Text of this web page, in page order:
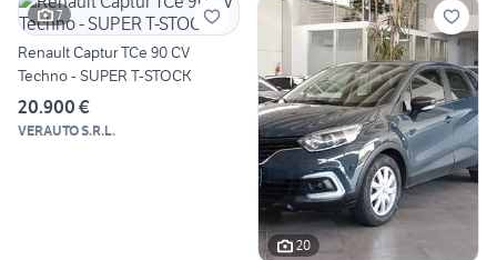
7
Renault Captur TCe 90 CV
Techno - SUPER T-STOCK
20.900 €
VERAUTO S.R.L.
20